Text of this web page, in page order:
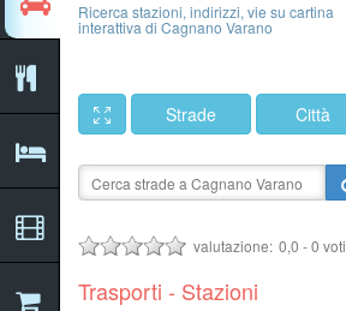
Ricerca stazioni, indirizzi, vie su cartina
interattiva di Cagnano Varano
Strade Città
valutazione: 0,0 -0 voti
Trasporti - Stazioni